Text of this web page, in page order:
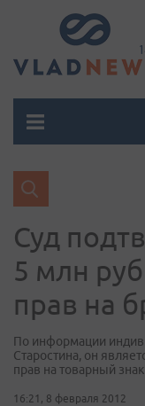
Суд
5 млн
прав на
По информации
Старостина, он
прав на товарный
16:21, 8 февраля 2012